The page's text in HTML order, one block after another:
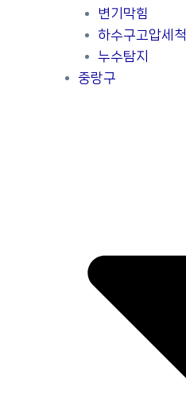
변기막힘
하수구고압세척
누수탐지
중랑구